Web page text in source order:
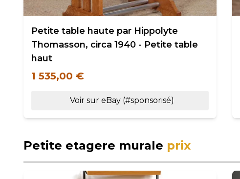
Petite table haute par Hippolyte
Thomasson, circa 1940 - Petite table
haut
1 535,00 €
Voir sur eBay (#sponsorisé)
Petite etagere murale prix